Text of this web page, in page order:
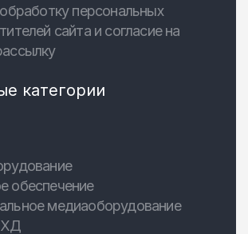
персональных
сайта и согласие на
категории
обеспечение
медиаоборудование